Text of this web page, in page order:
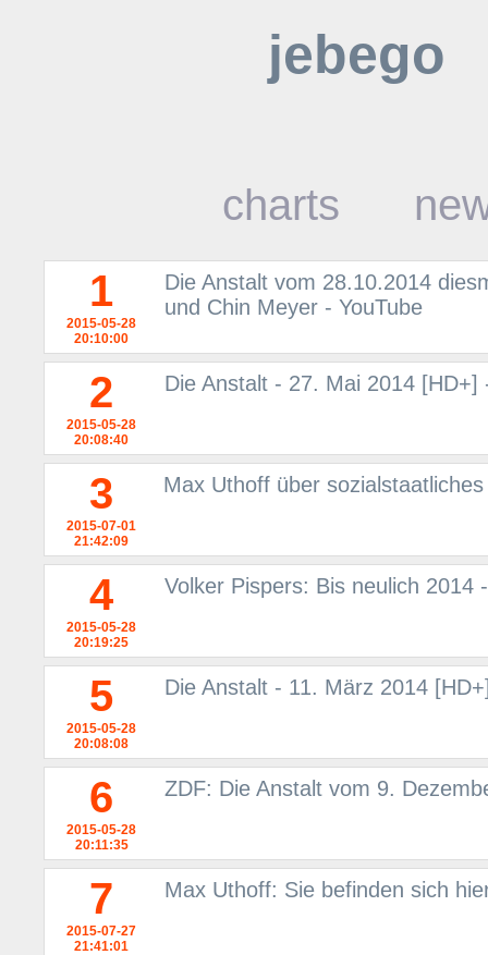
jebego
charts
1
2015-05-28
20:10:00
Die Anstalt vom 28.10.2014
und Chin Meyer - YouTube
2
2015-05-28
20:08:40
Die Anstalt - 27. Mai 2014 [HD+]
3
2015-07-01
21:42:09
Max Uthoff über
4
2015-05-28
20:19:25
Volker Pispers: Bis neulich 2014
5
2015-05-28
20:08:08
Die Anstalt - 11. März 2014
6
2015-05-28
20:11:35
ZDF: Die Anstalt vom 9.
7
2015-07-27
21:41:01
Max Uthoff: Sie befinden sich